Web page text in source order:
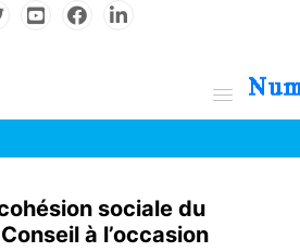
sociale du
à l’occasion